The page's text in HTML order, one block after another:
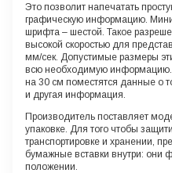
Это позволит напечатать
графическую информацию.
шрифта – шестой. Такое
высокой скоростью для
мм/сек. Допустимые размеры
всю необходимую информацию.
на 30 см поместятся данные о
и другая информация.
Производитель поставляет
упаковке. Для того чтобы
транспортировке и хранении,
бумажные вставки внутри: они
положении.